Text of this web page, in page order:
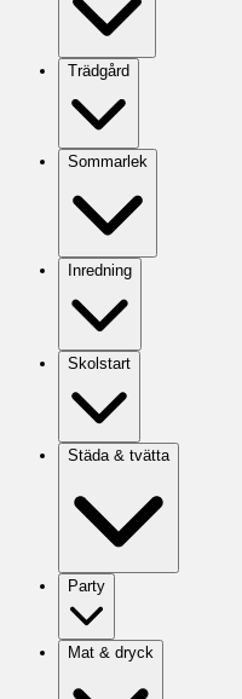
Trädgård
Sommarlek
Inredning
Skolstart
Städa & tvätta
Party
Mat & dryck